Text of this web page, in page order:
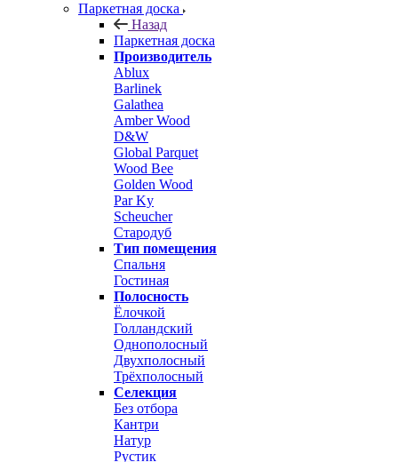
Паркетная доска
Назад
Паркетная доска
Производитель
Ablux
Barlinek
Galathea
Amber Wood
D&W
Global Parquet
Wood Bee
Golden Wood
Par Ky
Scheucher
Стародуб
Тип помещения
Спальня
Гостиная
Полосность
Ёлочкой
Голландский
Однополосный
Двухполосный
Трёхполосный
Селекция
Без отбора
Кантри
Натур
Рустик